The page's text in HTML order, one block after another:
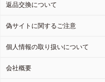
返品交換について
偽サイトに関するご注意
個人情報の取り扱いについて
会社概要